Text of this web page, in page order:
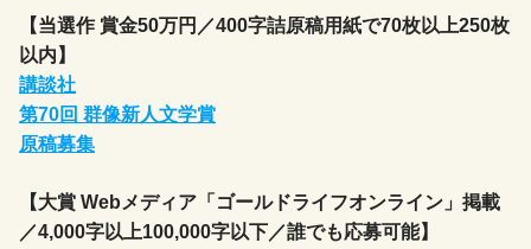
【当選作 賞金50万円／400字詰原稿用紙で70枚以上250枚
以内】
講談社
第70回 群像新人文学賞
原稿募集
【大賞 Webメディア「ゴールドライフオンライン」掲載
／4,000字以上100,000字以下／誰でも応募可能】